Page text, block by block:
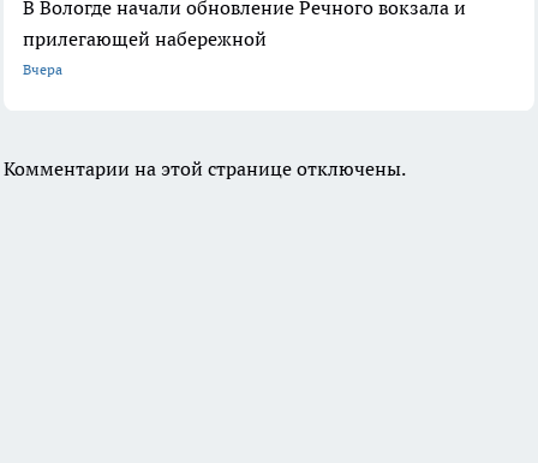
В Вологде начали обновление Речного вокзала и
прилегающей набережной
Вчера
Комментарии на этой странице отключены.